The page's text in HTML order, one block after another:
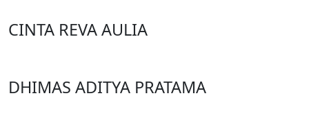
CINTA REVA AULIA
DHIMAS ADITYA PRATAMA